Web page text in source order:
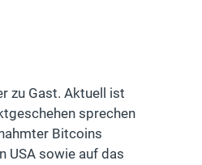
zu Gast. Aktuell ist
sprechen
Bitcoins
USA sowie auf das